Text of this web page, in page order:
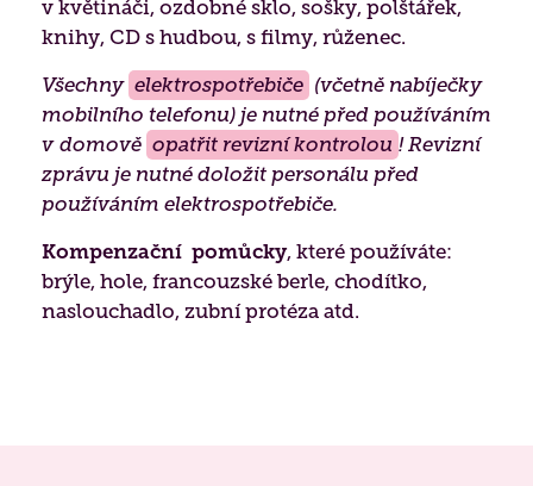
v květináči, ozdobné sklo, sošky, polštářek,
knihy, CD s hudbou, s filmy, růženec.
Všechny elektrospotřebiče (včetně nabíječky
mobilního telefonu) je nutné před používáním
v domově opatřit revizní kontrolou ! Revizní
zprávu je nutné doložit personálu před
používáním elektrospotřebiče.
Kompenzační pomůcky, které používáte:
brýle, hole, francouzské berle, chodítko,
naslouchadlo, zubní protéza atd.